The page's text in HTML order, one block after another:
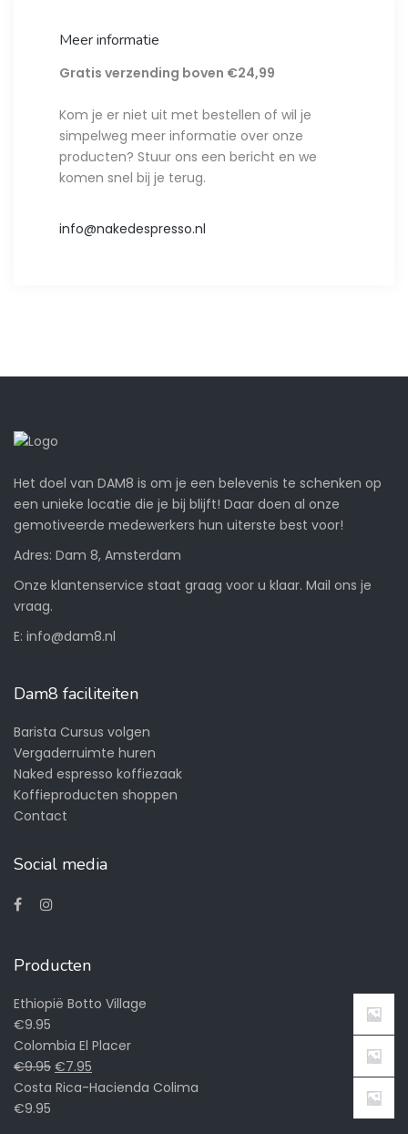
Meer informatie
Gratis verzending boven €24,99
Kom je er niet uit met bestellen of wil je
simpelweg meer informatie over onze
producten? Stuur ons een bericht en we
komen snel bij je terug.
info@nakedespresso.nl
Het doel van DAM8 is om je een belevenis te schenken op
een unieke locatie die je bij blijft! Daar doen al onze
gemotiveerde medewerkers hun uiterste best voor!
Adres: Dam 8, Amsterdam
Onze klantenservice staat graag voor u klaar. Mail ons je
vraag.
E: info@dam8.nl
Dam8 faciliteiten
Barista Cursus volgen
Vergaderruimte huren
Naked espresso koffiezaak
Koffieproducten shoppen
Contact
Social media
Producten
Ethiopië Botto Village
€9.95
Colombia El Placer
€9.95 €7.95
Costa Rica-Hacienda Colima
€9.95